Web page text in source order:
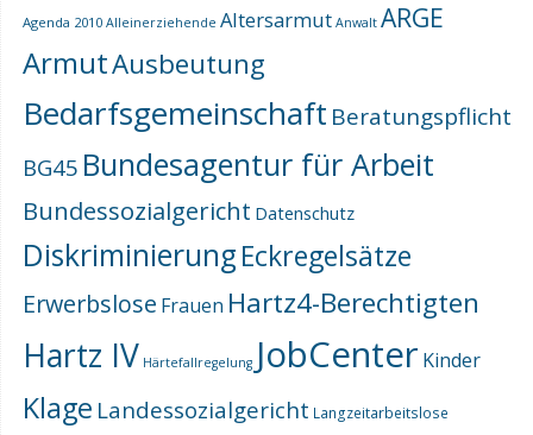
Agenda 2010 Alleinerziehende Altersarmut Anwalt ARGE
ArmutAusbeutung
Bedarfsgemeinschaft Beratungspflicht
BG45 Bundesagentur für Arbeit
Bundessozialgericht Datenschutz
DiskriminierungEckregelsätze
Erwerbslose Frauen Hartz4-Berechtigten
Hartz IV Härtefallregelung JobCenter Kinder
Klage Landessozialgericht Langzeitarbeitslose